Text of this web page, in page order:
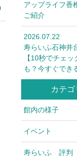
アップライフ香
ご紹介
2026.07.22
寿らいふ石神井
【10秒でチェ
も？今すぐでき
カテ
館内の様子
イベント
寿らいふ 評判